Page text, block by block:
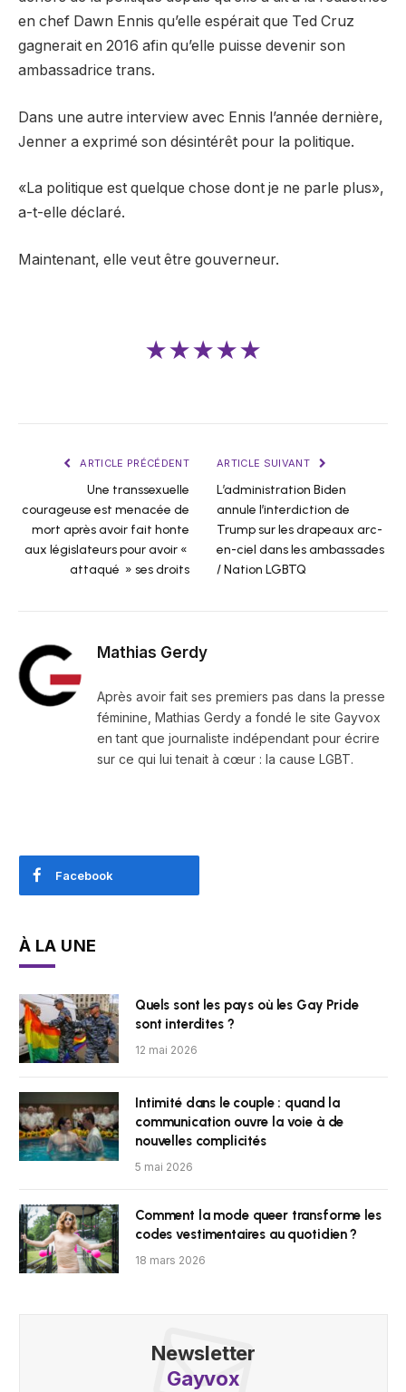
en chef Dawn Ennis qu’elle espérait que Ted Cruz
gagnerait en 2016 afin qu’elle puisse devenir son
ambassadrice trans.
Dans une autre interview avec Ennis l’année dernière,
Jenner a exprimé son désintérêt pour la politique.
«La politique est quelque chose dont je ne parle plus»,
a-t-elle déclaré.
Maintenant, elle veut être gouverneur.
★★★★★
ARTICLE PRÉCÉDENT
Une transsexuelle
courageuse est menacée de
mort après avoir fait honte
aux législateurs pour avoir «
attaqué » ses droits
ARTICLE SUIVANT
L’administration Biden
annule l’interdiction de
Trump sur les drapeaux arc-
en-ciel dans les ambassades
/ Nation LGBTQ
Mathias Gerdy
Après avoir fait ses premiers pas dans la presse
féminine, Mathias Gerdy a fondé le site Gayvox
en tant que journaliste indépendant pour écrire
sur ce qui lui tenait à cœur : la cause LGBT.
Facebook
À LA UNE
Quels sont les pays où les Gay Pride
sont interdites ?
12 mai 2026
Intimité dans le couple : quand la
communication ouvre la voie à de
nouvelles complicités
5 mai 2026
Comment la mode queer transforme les
codes vestimentaires au quotidien ?
18 mars 2026
Newsletter
Gayvox